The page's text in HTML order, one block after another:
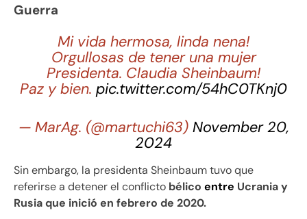
Guerra
Mi vida hermosa, linda nena!
Orgullosas de tener una mujer
Presidenta. Claudia Sheinbaum!
Paz y bien. pic.twitter.com/54hC0TKnj0
— MarAg. (@martuchi63) November 20,
2024
Sin embargo, la presidenta Sheinbaum tuvo que
referirse a detener el conflicto bélico entre Ucrania y
Rusia que inició en febrero de 2020.